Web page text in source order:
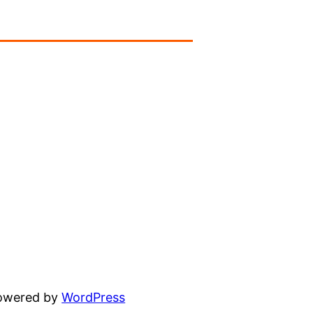
byWordPress